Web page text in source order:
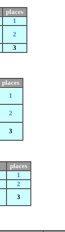
places
1
2
3
places
1
2
3
places
1
2
3